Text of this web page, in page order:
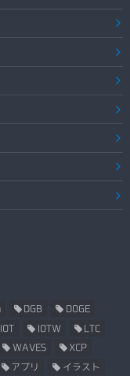
DGB DOGE
IOT IOTW LTC
WAVES XCP
アプリ イラスト